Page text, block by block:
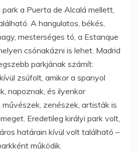
a Puerta de Alcalá mellett,
A hangulatos, békés,
mesterséges tó, a Estanque
csónakázni is lehet. Madrid
parkjának számít:
zsúfolt, amikor a spanyol
napoznak, és ilyenkor
zenészek, artisták is
Eredetileg királyi park volt,
határain kívül volt található –
működik.